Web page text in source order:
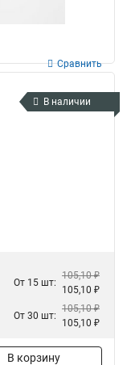
Сравнить
В наличии
От 15 шт:
105,10 ₽
105,10 ₽
От 30 шт:
105,10 ₽
105,10 ₽
В корзину